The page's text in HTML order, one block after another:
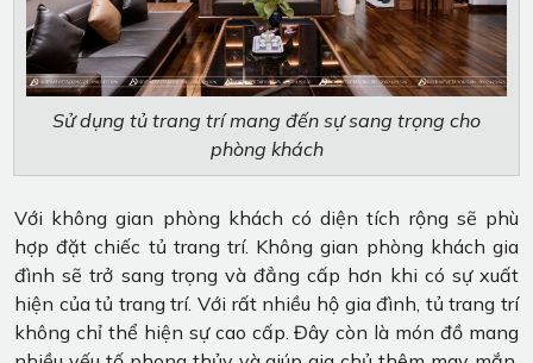
Sử dụng tủ trang trí mang đến sự sang trọng cho
phòng khách
Với không gian phòng khách có diện tích rộng sẽ phù
hợp đặt chiếc tủ trang trí. Không gian phòng khách gia
đình sẽ trở sang trọng và đẳng cấp hơn khi có sự xuất
hiện của tủ trang trí. Với rất nhiều hộ gia đình, tủ trang trí
không chỉ thể hiện sự cao cấp. Đây còn là món đồ mang